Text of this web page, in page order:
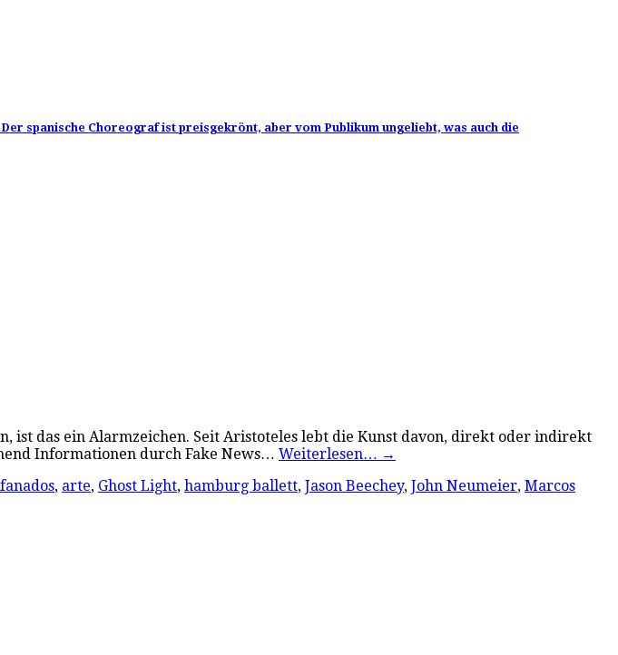
spanische Choreograf ist preisgekrönt, aber vom Publikum ungeliebt, was auch die
ist das ein Alarmzeichen. Seit Aristoteles lebt die Kunst davon, direkt oder indirekt
Informationen durch Fake News… Weiterlesen… →
, arte, Ghost Light, hamburg ballett, Jason Beechey, John Neumeier, Marcos